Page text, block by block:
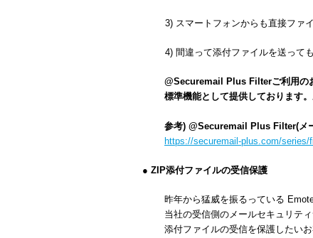
3) スマートフォンからも直接ファイ
4) 間違って添付ファイルを送っても
@Securemail Plus Filterご利用の
標準機能として提供しております。ル
参考) @Securemail Plus Filter(メ
https://securemail-plus.com/series/
● ZIP添付ファイルの受信保護
昨年から猛威を振るっている Emotet
当社の受信側のメールセキュリティサ
添付ファイルの受信を保護したいお